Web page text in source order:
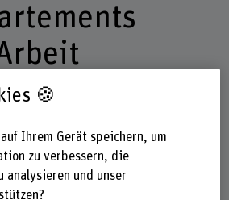
Themenfeldern
und Familie, Alter,
🍪
Ihrem Gerät speichern, um
zu verbessern, die
analysieren und unser